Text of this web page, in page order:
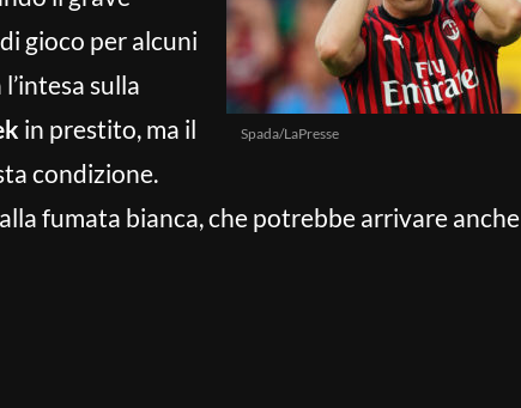
Spada/LaPresse
gioco per alcuni
sulla
in prestito, ma il
condizione.
fumata bianca, che potrebbe arrivare anche